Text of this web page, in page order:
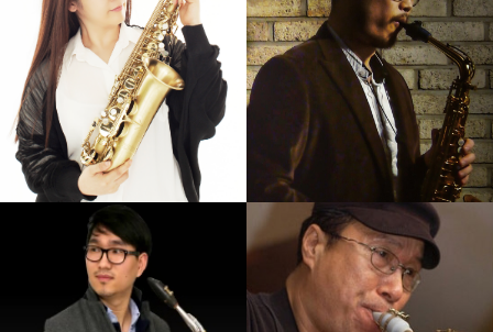
박규현
강의보기
서현진
강의보기